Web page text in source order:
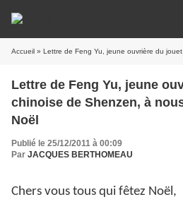
Accueil » Lettre de Feng Yu, jeune ouvrière du jouet chinoise
Lettre de Feng Yu, jeune
chinoise de Shenzen, à
Noël
Publié le 25/12/2011 à 00:09
Par JACQUES BERTHOMEAU
Chers vous tous qui fêtez Noël,